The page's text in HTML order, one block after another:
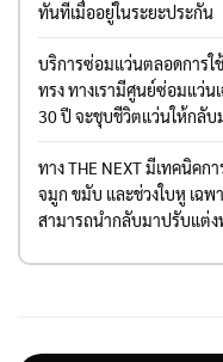
ทันทีเมื่ออยู่ในระยะประกัน
บริการซ่อมแว่นตลอดการใ
ทรง ทางเรามีศูนย์ซ่อมแว่
30 ปี จะชุบชีวิตแว่นให้กลับ
ทาง THE NEXT มีเทคนิค
จมูก ขมับ และช่วงใบหู เฉ
สามารถนำกลับมาปรับแต่ง